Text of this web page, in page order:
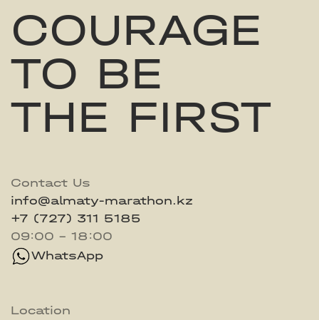
COURAGE
TO BE
THE FIRST
Contact Us
info@almaty-marathon.kz
+7 (727) 311 5185
09:00 - 18:00
WhatsApp
Location